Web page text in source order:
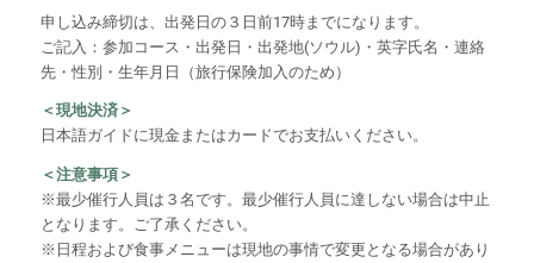
申し込み締切は、出発日の３日前17時までになります。
ご記入：参加コース・出発日・出発地(ソウル)・英字氏名・連絡
先・性別・生年月日（旅行保険加入のため）
＜現地決済＞
日本語ガイドに現金またはカードでお支払いください。
＜注意事項＞
※最少催行人員は３名です。最少催行人員に達しない場合は中止
となります。ご了承ください。
※日程および食事メニューは現地の事情で変更となる場合があり